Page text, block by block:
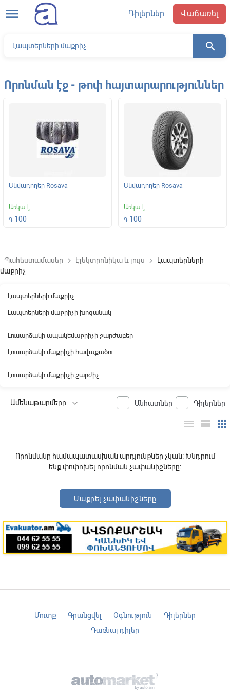
menu Դիլերներ Վաճառել
search
Որոնման էջ - թոփ հայտարարություններ
Անվադողեր Rosava
Առկա է
֏ 100
Անվադողեր Rosava
Առկա է
֏ 100
Պահեստամասեր keyboard_arrow_right Էլեկտրոնիկա և լույս keyboard_arrow_right
Լապտերների
մաքրիչ
Լապտերների մաքրիչ
Լապտերների մաքրիչի խոզանակ
Լուսարձակի ապակեմաքրիչի շարժաբեր
Լուսարձակի մաքրիչի հավաքածու
Լուսարձակի մաքրիչի շարժիչ
Անհատներ Դիլերներ
apps
view_list
menu
Որոնմանը համապատասխան արդյունքներ չկան: Խնդրում
ենք փոփոխել որոնման չափանիշները:
Մաքրել չափանիշները
Մուտք Գրանցվել Օգնություն
Դիլերներ
Դառնալ դիլեր